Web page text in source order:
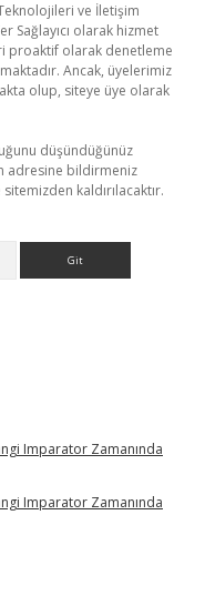
ve İletişim
Sağlayıcı olarak hizmet
proaktif olarak denetleme
Ancak, üyelerimiz
olup, siteye üye olarak
düşündüğünüz
adresine bildirmeniz
kaldırılacaktır.
Imparator Zamanında
Imparator Zamanında